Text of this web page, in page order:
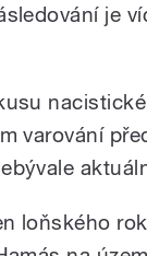
je
varování
loňského